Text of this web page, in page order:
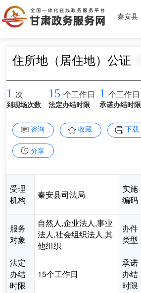
秦安县
住所地（居住地）公证
1 次
到现场次数
15 个工作日
法定办结时限
1 个工作日
承诺办结时限
咨询 收藏 下载
分享
受理
机构
秦安县司法局
实施
编码
服务
对象
自然人,企业法人,事业
法人,社会组织法人,其
他组织
办件
类型
法定
办结
时限
15个工作日
承诺
办结
时限